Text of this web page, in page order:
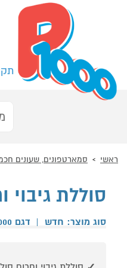
ראשי סמארטפונים, שעונים
סוללת
סוג מוצר: חדש | דגם 13000